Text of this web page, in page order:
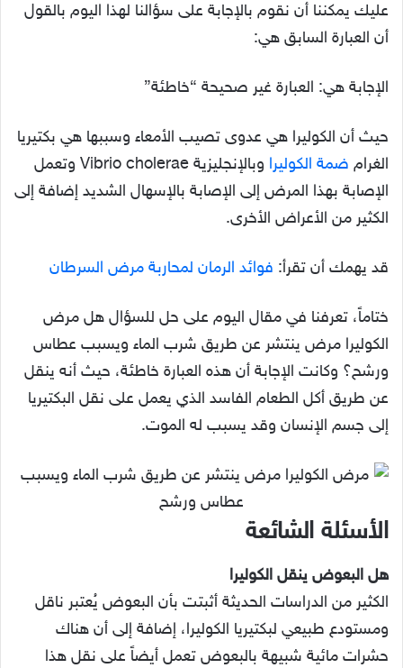
عليك يمكننا أن نقوم بالإجابة على سؤالنا لهذا اليوم بالقول
أن العبارة السابق هي:
الإجابة هي: العبارة غير صحيحة “خاطئة”
حيث أن الكوليرا هي عدوى تصيب الأمعاء وسببها هي بكتيريا
الغرام ضمة الكوليرا
وبالإنجليزية Vibrio cholerae وتعمل
الإصابة بهذا المرض إلى الإصابة بالإسهال الشديد إضافة إلى
الكثير من الأعراض الأخرى.
قد يهمك أن تقرأ: فوائد الرمان لمحاربة مرض السرطان
ختاماً، تعرفنا في مقال اليوم على حل للسؤال هل مرض
الكوليرا مرض ينتشر عن طريق شرب الماء ويسبب عطاس
ورشح؟ وكانت الإجابة أن هذه العبارة خاطئة، حيث أنه ينقل
عن طريق أكل الطعام الفاسد الذي يعمل على نقل البكتيريا
إلى جسم الإنسان وقد يسبب له الموت.
الأسئلة الشائعة
هل البعوض ينقل الكوليرا
الكثير من الدراسات الحديثة أثبتت بأن البعوض يُعتبر ناقل
ومستودع طبيعي لبكتيريا الكوليرا، إضافة إلى أن هناك
حشرات مائية شبيهة بالبعوض تعمل أيضاً على نقل هذا